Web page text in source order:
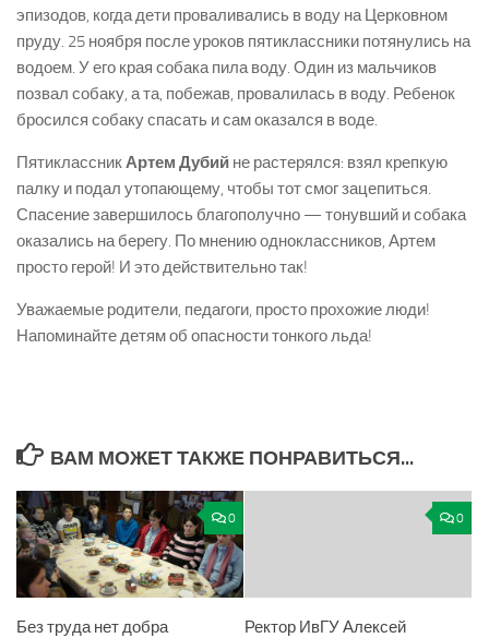
эпизодов, когда дети проваливались в воду на Церковном
пруду. 25 ноября после уроков пятиклассники потянулись на
водоем. У его края собака пила воду. Один из мальчиков
позвал собаку, а та, побежав, провалилась в воду. Ребенок
бросился собаку спасать и сам оказался в воде.
ПятиклассникАртем Дубий не растерялся: взял крепкую
палку и подал утопающему, чтобы тот смог зацепиться.
Спасение завершилось благополучно — тонувший и собака
оказались на берегу. По мнению одноклассников, Артем
просто герой! И это действительно так!
Уважаемые родители, педагоги, просто прохожие люди!
Напоминайте детям об опасности тонкого льда!
ВАМ МОЖЕТ ТАКЖЕ ПОНРАВИТЬСЯ...
0
Без труда нет добра
0
Ректор ИвГУ Алексей